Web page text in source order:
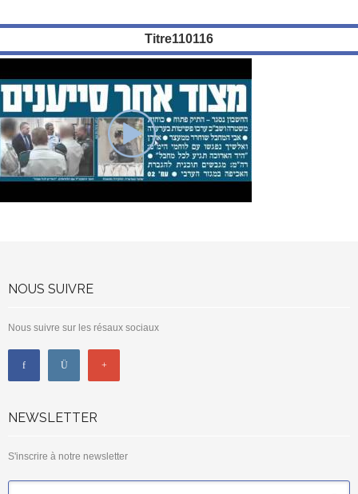
Titre110116
NOUS SUIVRE
Nous suivre sur les résaux sociaux
NEWSLETTER
S'inscrire à notre newsletter